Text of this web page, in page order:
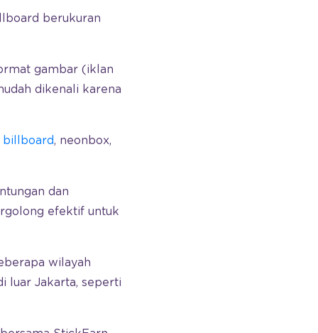
berukuran
gambar (iklan
dikenali karena
billboard, neonbox,
dan
efektif untuk
wilayah
luar Jakarta, seperti